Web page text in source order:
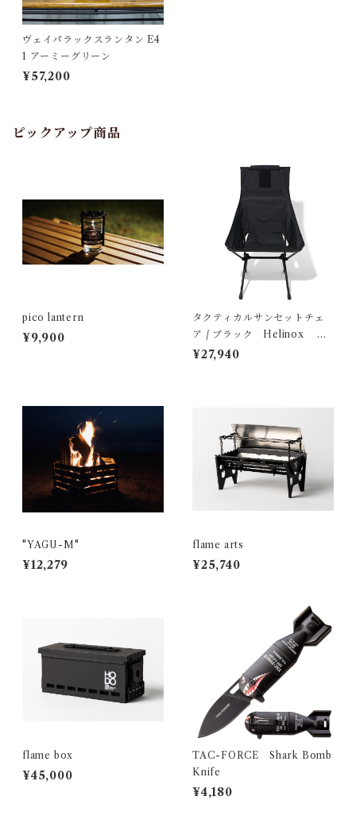
ヴェイパラックスランタン E4
1 アーミーグリーン
¥57,200
ピックアップ商品
pico lantern
¥9,900
タクティカルサンセットチェ
ア / ブラック Helinox ヘ
リノックス
¥27,940
"YAGU-M"
¥12,279
flame arts
¥25,740
flame box
¥45,000
TAC-FORCE Shark Bomb
Knife
¥4,180